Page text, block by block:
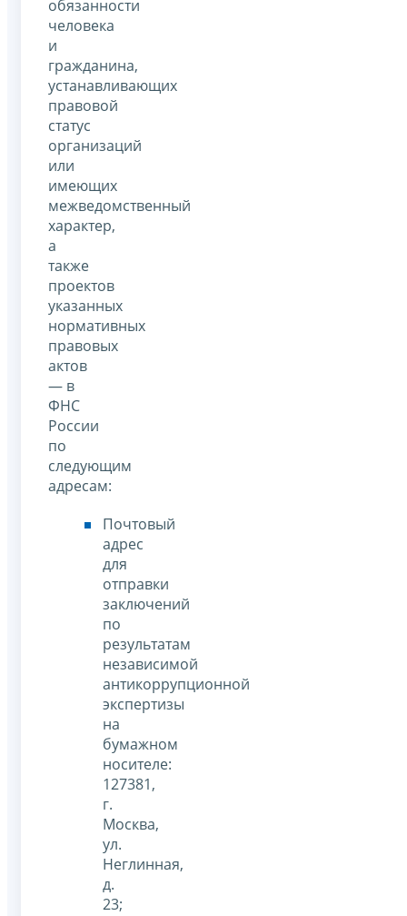
обязанности
человека
и
гражданина,
устанавливающих
правовой
статус
организаций
или
имеющих
межведомственный
характер,
а
также
проектов
указанных
нормативных
правовых
актов
— в
ФНС
России
по
следующим
адресам:
Почтовый
адрес
для
отправки
заключений
по
результатам
независимой
антикоррупционной
экспертизы
на
бумажном
носителе:
127381,
г.
Москва,
ул.
Неглинная,
д.
23;